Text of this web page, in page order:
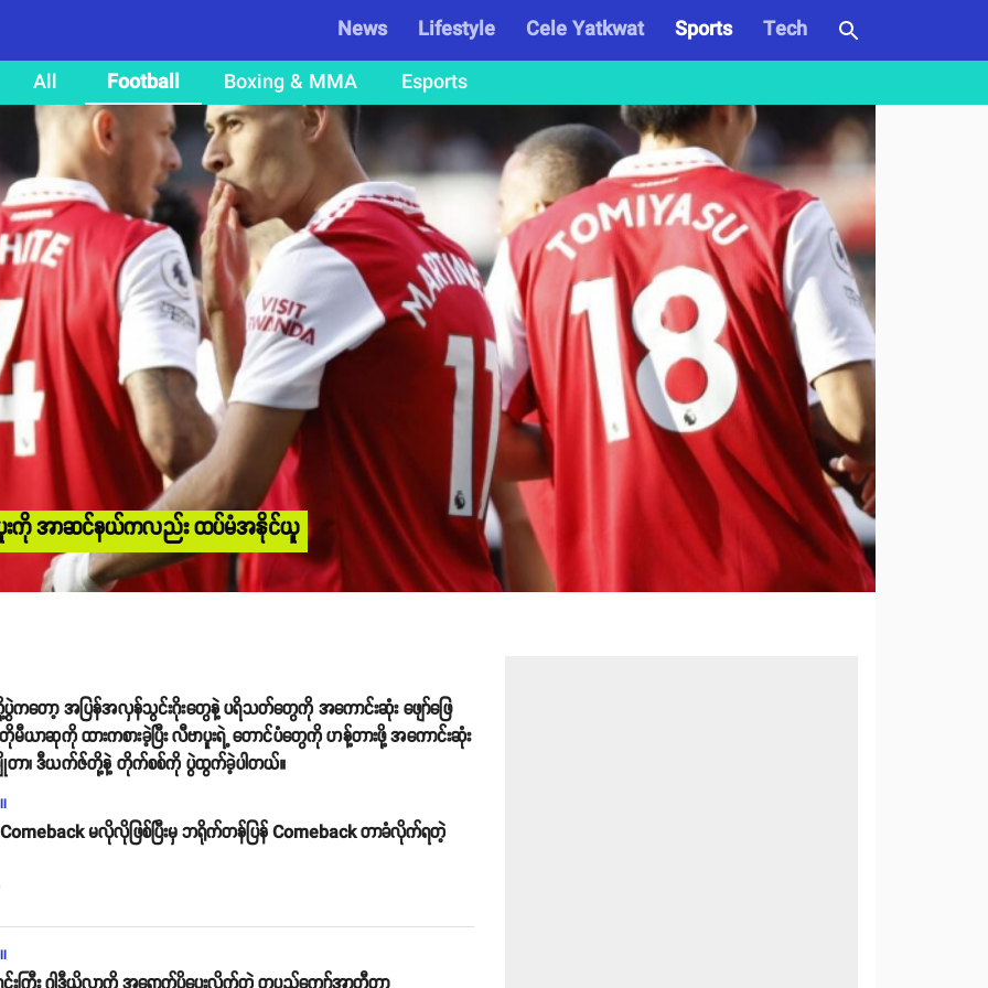
News Lifestyle Cele Yatkwat Sports
Tech
All
Football Boxing & MMA Esports
းကို အာဆင်နယ်ကလည်း ထပ်မံအနိုင်ယူ
ကတော့ အပြန်အလှန်သွင်းဂိုးတွေနဲ့ ပရိသတ်တွေကို အကောင်းဆုံး ဖျော်ဖြေ
ာဆုကို ထားကစားခဲ့ပြီး လီဗာပူးရဲ့ တောင်ပံတွေကို ဟန့်တားဖို့ အကောင်းဆုံး
ျိုတာ၊ ဒီယက်ဇ်တို့နဲ့ တိုက်စစ်ကို ပွဲထွက်ခဲ့ပါတယ်။
မလိုလိုဖြစ်ပြီးမှ ဘရိုက်တန်ပြန် Comeback တာခံလိုက်ရတဲ့